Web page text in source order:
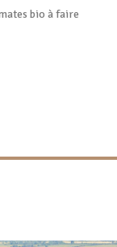
bio à faire